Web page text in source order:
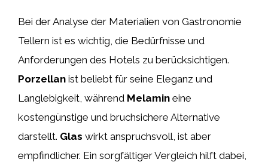
Bei der Analyse der Materialien von Gastronomie
Tellern ist es wichtig, die Bedürfnisse und
Anforderungen des Hotels zu berücksichtigen.
Porzellan ist beliebt für seine Eleganz und
Langlebigkeit, während Melamin eine
kostengünstige und bruchsichere Alternative
darstellt. Glas wirkt anspruchsvoll, ist aber
empfindlicher. Ein sorgfältiger Vergleich hilft dabei,